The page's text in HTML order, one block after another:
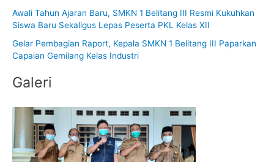
t
k
Awali Tahun Ajaran Baru, SMKN 1 Belitang III Resmi Kukuhkan
Siswa Baru Sekaligus Lepas Peserta PKL Kelas XII
Gelar Pembagian Raport, Kepala SMKN 1 Belitang III Paparkan
Capaian Gemilang Kelas Industri
Galeri